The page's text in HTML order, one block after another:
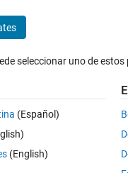
several hundred .CSV
seleccionar uno de
(Español)
(English)